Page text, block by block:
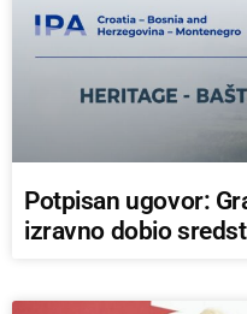
Potpisan ugovor:
izravno dobio